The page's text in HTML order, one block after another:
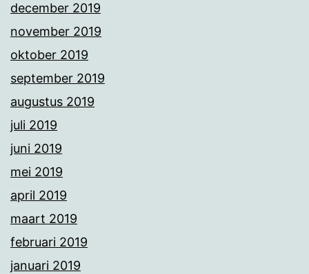
december 2019
november 2019
oktober 2019
september 2019
augustus 2019
juli 2019
juni 2019
mei 2019
april 2019
maart 2019
februari 2019
januari 2019